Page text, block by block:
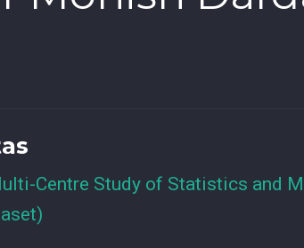
Centre Study of Statistics and